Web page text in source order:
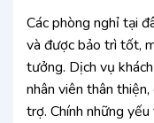
Các phòng nghỉ tại
và được bảo trì tốt,
tưởng. Dịch vụ
nhân viên thân
trợ. Chính những